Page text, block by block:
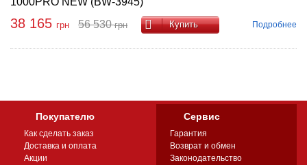
38 165 грн 56 530грн Купить Подробнее
Покупателю
Как сделать заказ
Доставка и оплата
Акции
Сервис
Гарантия
Возврат и обмен
Законодательство